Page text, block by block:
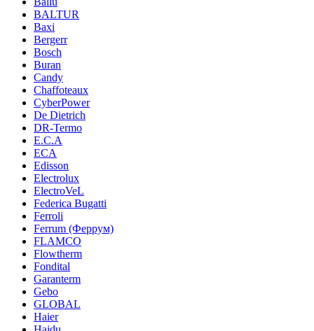
BALTUR
Baxi
Bergerr
Bosch
Buran
Candy
Chaffoteaux
CyberPower
De Dietrich
DR-Termo
E.C.A
ECA
Edisson
Electrolux
ElectroVeL
Federica Bugatti
Ferroli
Ferrum (Феррум)
FLAMCO
Flowtherm
Fondital
Garanterm
Gebo
GLOBAL
Haier